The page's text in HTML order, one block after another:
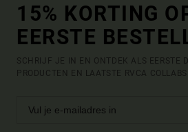
15% KORTING
EERSTE
SCHRIJF JE IN EN ONTDEK ALS EERSTE
PRODUCTEN EN LAATSTE RVCA COLLABS.